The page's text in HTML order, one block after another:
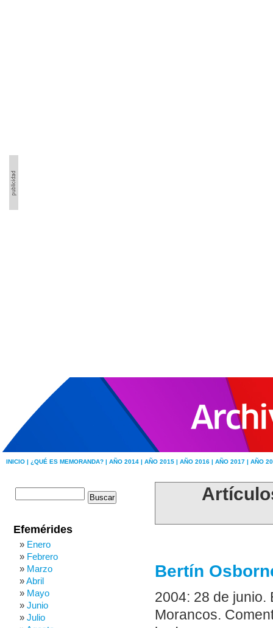
INICIO | ¿QUÉ ES MEMORANDA? | AÑO 2014 | AÑO 2015 | AÑO 2016 | AÑO 2017 | AÑO
Bertín
2004: 28 de junio.
Morancos.
Efemérides
Enero
Febrero
Marzo
Abril
Mayo
Junio
Julio